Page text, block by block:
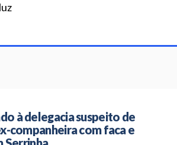
à delegacia suspeito de
companheira com faca e